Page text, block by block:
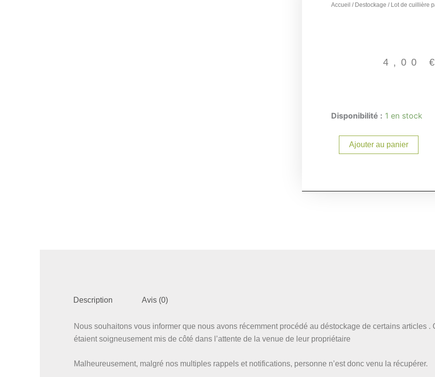
Accueil / Destockage / Lot de cuillière
4,00 €
Disponibilité : 1 en stock
quantité
cuillière
Ajouter au panier
Description Avis (0)
Nous souhaitons vous informer que nous avons récemment procédé au déstockage de certains articles .
étaient soigneusement mis de côté dans l’attente de la venue de leur propriétaire
Malheureusement, malgré nos multiples rappels et notifications, personne n’est donc venu la récupérer.